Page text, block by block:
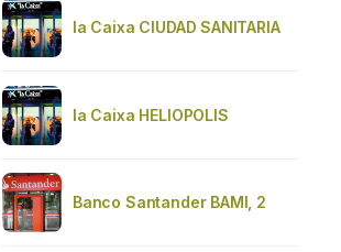
la Caixa CIUDAD SANITARIA
la Caixa HELIOPOLIS
Banco Santander BAMI, 2